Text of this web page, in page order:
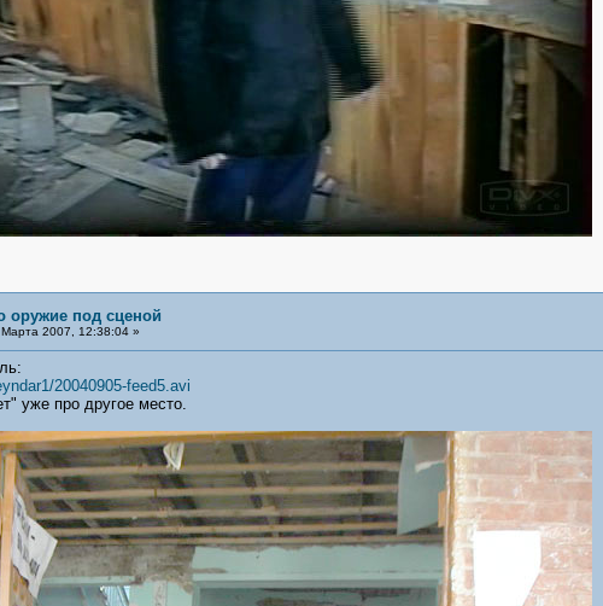
оружие под сценой
2007, 12:38:04 »
20040905-feed5.avi
уже про другое место.